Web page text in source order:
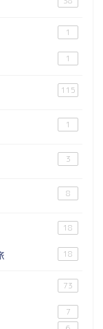
1
1
115
1
3
8
18
18
73
7